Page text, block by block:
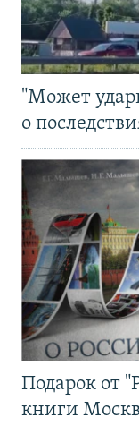
"Может
о
Подарок от
книги